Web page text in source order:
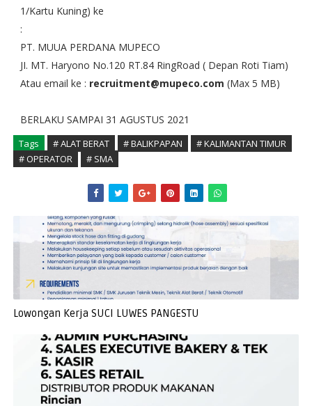
1/Kartu Kuning) ke
:
PT. MUUA PERDANA MUPECO
JI. MT. Haryono No.120 RT.84 RingRoad ( Depan Roti Tiam)
Atau email ke : recruitment@mupeco.com (Max 5 MB)
BERLAKU SAMPAI 31 AGUSTUS 2021
Tags # ALAT BERAT # BALIKPAPAN
# KALIMANTAN TIMUR
# OPERATOR
# SMA
Lowongan Kerja SUCI LUWES PANGESTU